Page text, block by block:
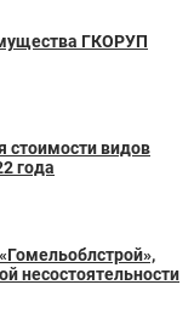
ГКОРУП
видов
года
несостоятельности